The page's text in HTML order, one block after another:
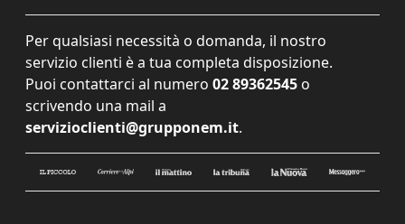
Per qualsiasi necessità o domanda, il nostro
servizio clienti è a tua completa disposizione.
Puoi contattarci al numero 02 89362545 o
scrivendo una mail a
servizioclienti@grupponem.it.